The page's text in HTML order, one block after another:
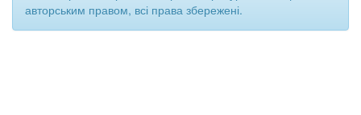
авторським правом, всі права збережені.